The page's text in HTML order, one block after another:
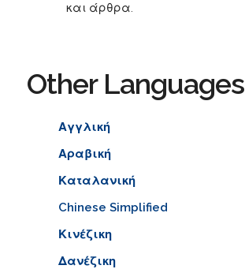
και άρθρα.
Other Languages
Αγγλική
Αραβική
Καταλανική
Chinese Simplified
Κινέζικη
Δανέζικη